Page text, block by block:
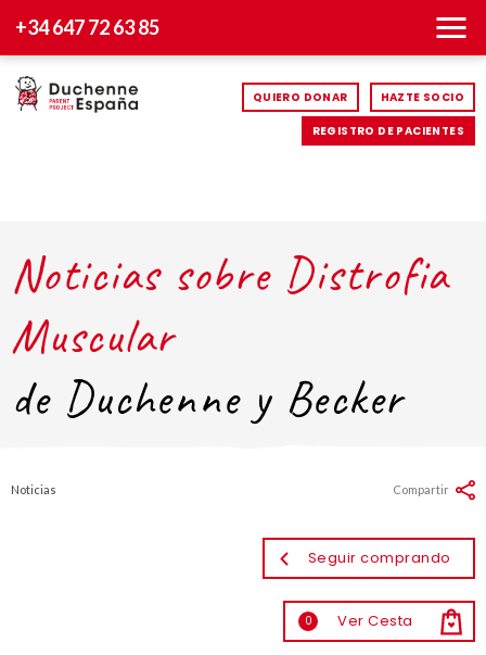
+34 647 72 63 85
QUIERO DONAR HAZTE SOCIO
REGISTRO DE PACIENTES
Noticias sobre Distrofia
Muscular
de Duchenne y Becker
Noticias
Seguir comprando
0 Ver Cesta
Compartir